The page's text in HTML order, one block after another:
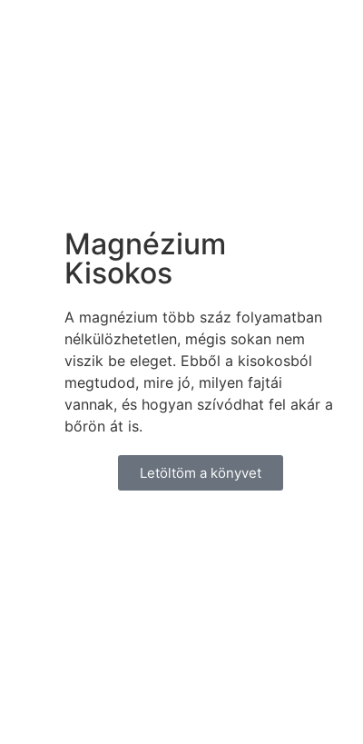
Magnézium
Kisokos
A magnézium több száz folyamatban
nélkülözhetetlen, mégis sokan nem
viszik be eleget. Ebből a kisokosból
megtudod, mire jó, milyen fajtái
vannak, és hogyan szívódhat fel akár a
bőrön át is.
Letöltöm a könyvet